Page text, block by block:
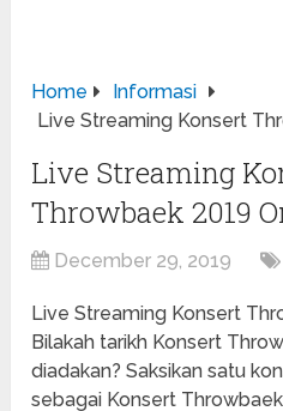
Home
Informasi
Live Streaming Konsert
Live Streaming
Throwbaek 2019
December 29, 2019
Live Streaming Konsert
Bilakah tarikh Konsert
diadakan? Saksikan satu
sebagai Konsert